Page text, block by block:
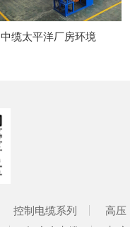
中缆太平洋厂房环境
控制电缆系列
高压